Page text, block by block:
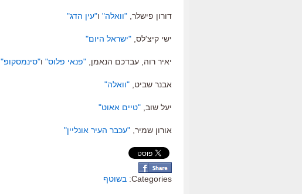
דורון פישלר, "וואלה" ו"עין הדג"
ישי קיצ'לס, "ישראל היום"
יאיר רוה, עבדכם הנאמן, "פנאי פלוס" ו"סינמסקופ"
אבנר שביט, "וואלה"
יעל שוב, "טיים אאוט"
אורון שמיר, "עכבר העיר אונליין"
Categories: בשוטף